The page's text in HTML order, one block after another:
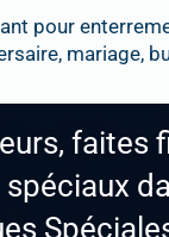
pour
mariage,
faites